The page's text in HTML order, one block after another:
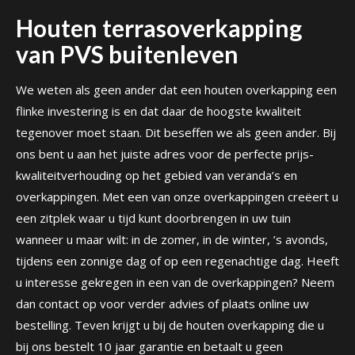
Houten terrasoverkapping
van PVS buitenleven
We weten als geen ander dat een houten overkapping een
flinke investering is en dat daar de hoogste kwaliteit
tegenover moet staan. Dit beseffen we als geen ander. Bij
ons bent u aan het juiste adres voor de perfecte prijs-
kwaliteitverhouding op het gebied van veranda’s en
overkappingen. Met een van onze overkappingen creëert u
een zitplek waar u tijd kunt doorbrengen in uw tuin
wanneer u maar wilt: in de zomer, in de winter, ’s avonds,
tijdens een zonnige dag of op een regenachtige dag. Heeft
u interesse gekregen in een van de overkappingen? Neem
dan contact op voor verder advies of plaats online uw
bestelling. Teven krijgt u bij de houten overkapping die u
bij ons bestelt 10 jaar garantie en betaalt u geen